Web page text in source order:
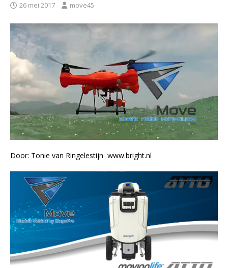
26 mei 2017 move45
Door: Tonie van Ringelestijn www.bright.nl